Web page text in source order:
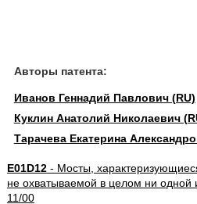
Авторы патента:
Иванов Геннадий Павлович (RU)
Куклин Анатолий Николаевич
Тарачева Екатерина
E01D12- Мосты,
не охватываемой в целом ни одной
11/00